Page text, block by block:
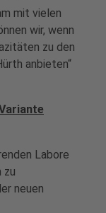
mit vielen
wir, wenn
zu den
anbieten“
Labore
zu
neuen